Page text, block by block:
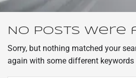
No posts were
Sorry, but nothing matched your
again with some different keywords